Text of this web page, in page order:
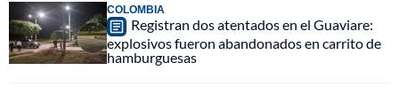
COLOMBIA
Registran dos atentados en el Guaviare:
explosivos fueron abandonados en carrito de
hamburguesas